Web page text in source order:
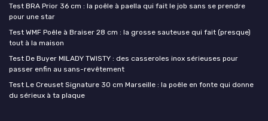
Test BRA Prior 36 cm : la poêle à paella qui fait le job sans se prendre
pour une star
Test WMF Poêle à Braiser 28 cm : la grosse sauteuse qui fait (presque)
tout à la maison
Test De Buyer MILADY TWISTY : des casseroles inox sérieuses pour
passer enfin au sans-revêtement
Test Le Creuset Signature 30 cm Marseille : la poêle en fonte qui donne
du sérieux à ta plaque